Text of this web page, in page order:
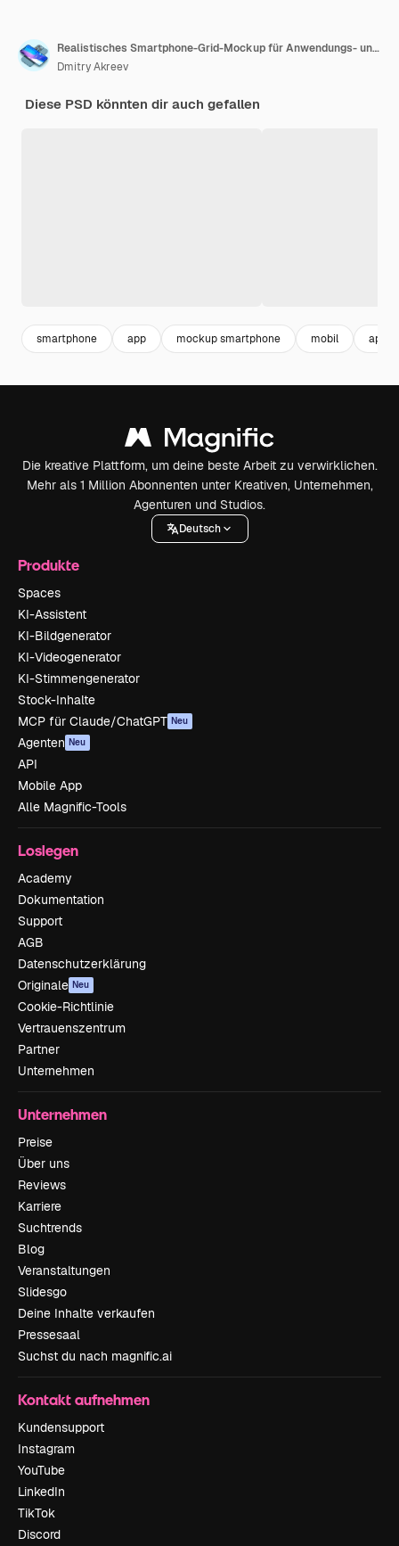
Realistisches Smartphone-Grid-Mockup für Anwendungs- und mobile Website-Design-Präsentation 3D-Rendering
Dmitry Akreev
Diese PSD könnten dir auch gefallen
smartphone app mockup smartphone mobil app
Die kreative Plattform, um deine beste Arbeit zu verwirklichen.
Mehr als 1 Million Abonnenten unter Kreativen, Unternehmen,
Agenturen und Studios.
Deutsch
Produkte
Spaces
KI-Assistent
KI-Bildgenerator
KI-Videogenerator
KI-Stimmengenerator
Stock-Inhalte
MCP für Claude/ChatGPT Neu
Agenten Neu
API
Mobile App
Alle Magnific-Tools
Loslegen
Academy
Dokumentation
Support
AGB
Datenschutzerklärung
Originale Neu
Cookie-Richtlinie
Vertrauenszentrum
Partner
Unternehmen
Unternehmen
Preise
Über uns
Reviews
Karriere
Suchtrends
Blog
Veranstaltungen
Slidesgo
Deine Inhalte verkaufen
Pressesaal
Suchst du nach magnific.ai
Kontakt aufnehmen
Kundensupport
Instagram
YouTube
LinkedIn
TikTok
Discord